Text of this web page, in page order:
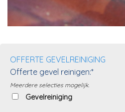
OFFERTE GEVELREINIGING
Offerte gevel reinigen:*
Meerdere selecties mogelijk.
Gevelreiniging